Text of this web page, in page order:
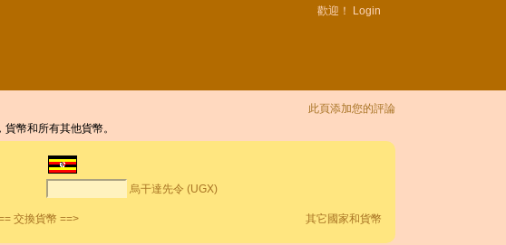
歡迎！ Login
此頁添加您的評論
幣和所有其他貨幣。
烏干達先令 (UGX)
交換貨幣 ==> 其它國家和貨幣